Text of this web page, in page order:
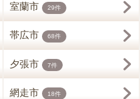
室蘭市 29件
帯広市 68件
夕張市 7件
網走市 18件